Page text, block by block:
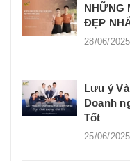
NHỮNG
ĐẸP
28/06/2025
Lưu ý
Doanh
Tốt
25/06/2025